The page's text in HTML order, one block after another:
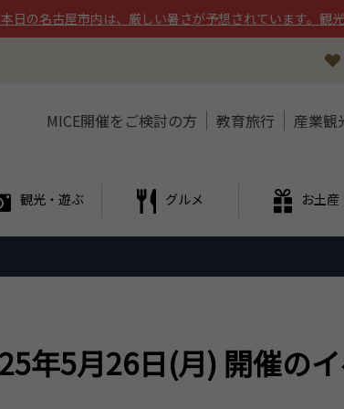
日の名古屋市内は、厳しい暑さが予想されています。観
MICE開催をご検討の方 教育旅行 産業観
観光・遊ぶ グルメ お土産
年5月26日(月) 開催の